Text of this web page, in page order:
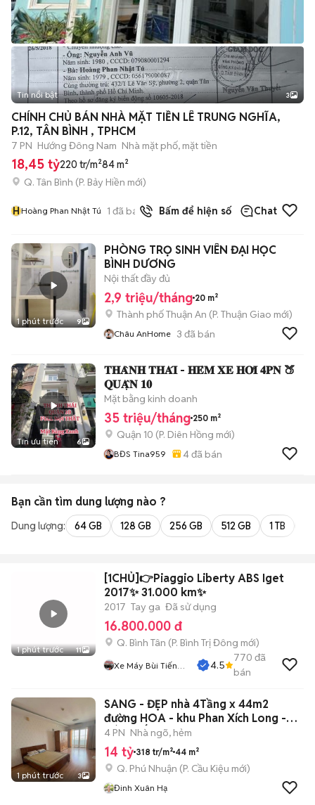
Tin nổi bật 3
CHÍNH CHỦ BÁN NHÀ MẶT TIỀN LÊ TRUNG NGHĨA,
P.12, TÂN BÌNH , TPHCM
7 PN Hướng Đông Nam Nhà mặt phố, mặt tiền
18,45 tỷ220 tr/m²84 m²
Q. Tân Bình (P. Bảy Hiền mới)
HHoàng Phan Nhật Tú 1 đã bán Bấm để hiện số Chat
1 phút trước 9
PHÒNG TRỌ SINH VIÊN ĐẠI HỌC
BÌNH DƯƠNG
Nội thất đầy đủ
2,9 triệu/tháng 20 m²
Thành phố Thuận An (P. Thuận Giao mới)
Châu AnHome 3 đã bán
Tin ưu tiên 6
𝐓𝐇𝐀̀𝐍𝐇 𝐓𝐇𝐀́𝐈 - 𝐇𝐄̉𝐌 𝐗𝐄 𝐇𝐎̛𝐈 𝟒𝐏𝐍 🍑
𝐐𝐔𝐀̣̂𝐍 𝟏𝟎
Mặt bằng kinh doanh
35 triệu/tháng 250 m²
Quận 10 (P. Diên Hồng mới)
BĐS Tina959 4đã bán
Bạn cần tìm dung lượng nào ?
Dung lượng: 64 GB 128 GB 256 GB 512 GB 1 TB
1 phút trước 11
[1CHỦ]👉Piaggio Liberty ABS Iget
2017✨ 31.000 km✨
2017 Tay ga Đã sử dụng
16.800.000 đ
Q. Bình Tân (P. Bình Trị Đông mới)
Xe Máy Bùi Tiến
4.5
770 đã
bán
1 phút trước 3
SANG - ĐẸP nhà 4Tầng x 44m2
đường HOA - khu Phan Xích Long -
BÁN GẤP
4 PN Nhà ngõ, hẻm
14 tỷ 318 tr/m² 44 m²
Q. Phú Nhuận (P. Cầu Kiệu mới)
Đinh Xuân Hạ